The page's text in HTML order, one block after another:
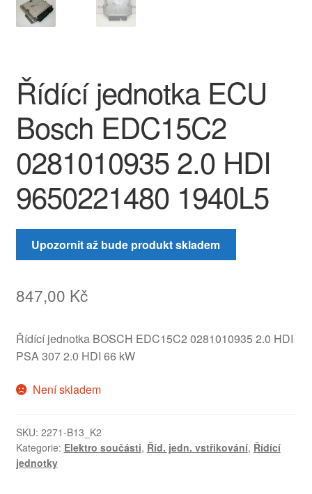
Platby
Reklamace
Reklamační řád
Vrakoviště Citroën
Řídící jednotka ECU
Bosch EDC15C2
0281010935 2.0 HDI
9650221480 1940L5
Upozornit až bude produkt skladem
847,00 Kč
Řídící jednotka BOSCH EDC15C2 0281010935 2.0 HDI
PSA 307 2.0 HDI 66 kW
Není skladem
SKU: 2271-B13_K2
Kategorie: Elektro součásti, Říd. jedn. vstřikování, Řídící
jednotky